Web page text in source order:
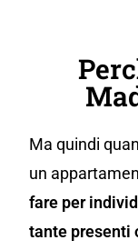
Ma quindi
un
fare per
tante presenti